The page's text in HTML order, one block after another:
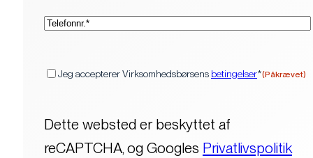
Telefon*
Jeg accepterer Virksomhedsbørsens betingelser*(Påkrævet)
Dette websted er beskyttet af
reCAPTCHA, og Googles Privatlivspolitik